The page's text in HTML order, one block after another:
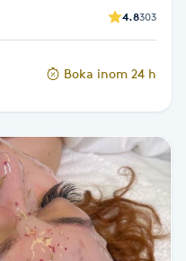
4.8303
Boka inom 24 h